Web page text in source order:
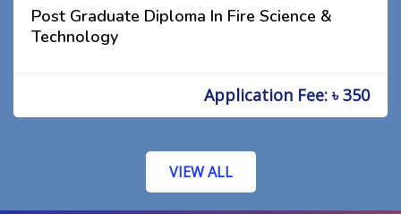
Post Graduate Diploma In Fire Science &
Technology
Application Fee: ৳ 350
VIEW ALL